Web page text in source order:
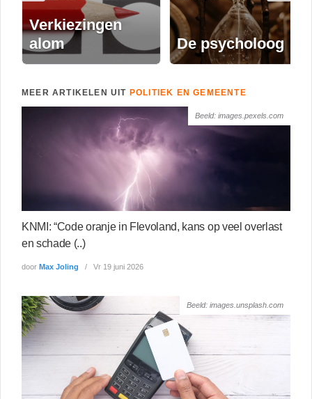
Verkiezingen
alom
De psycholoog
MEER ARTIKELEN UIT POLITIEK EN GEMEENTE
Beeld: images.pexels.com
KNMI: “Code oranje in Flevoland, kans op veel overlast
en schade (..)
door Max Joling Vr 19 juni 2026
Beeld: images.unsplash.com